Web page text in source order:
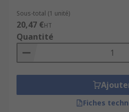
Sous-total (1 unité)
20,47 €HT
Quantité
Fiches